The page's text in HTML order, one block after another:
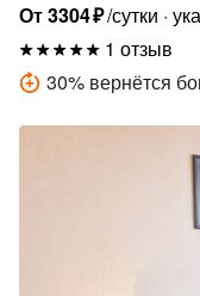
От3304₽/сутки
1 отзыв
30% вернётся